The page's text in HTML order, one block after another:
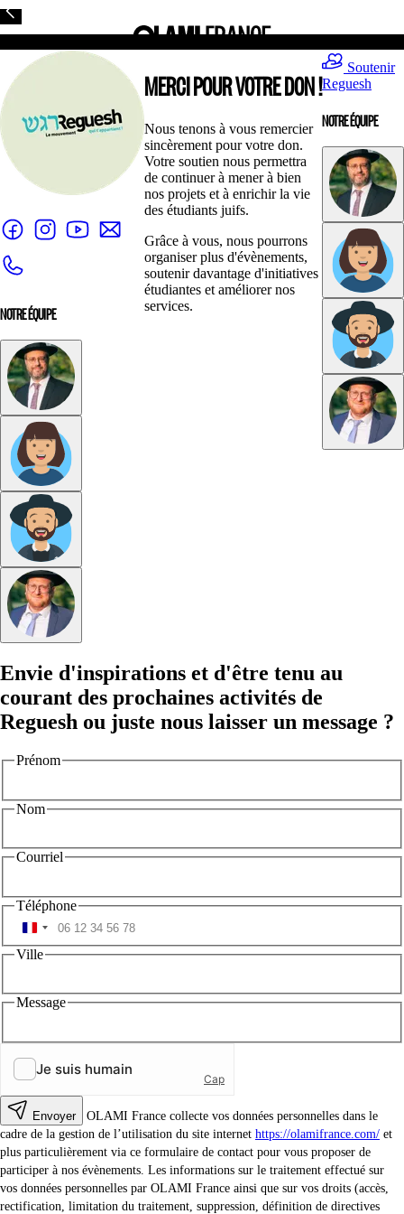
NOTRE ÉQUIPE
MERCI POUR VOTRE DON !
Nous tenons à vous remercier
sincèrement pour votre don.
Votre soutien nous permettra
de continuer à mener à bien
nos projets et à enrichir la vie
des étudiants juifs.
Grâce à vous, nous pourrons
organiser plus d'évènements,
soutenir davantage d'initiatives
étudiantes et améliorer nos
services.
Soutenir
Reguesh
NOTRE ÉQUIPE
Envie d'inspirations et d'être tenu au
courant des prochaines activités de
Reguesh ou juste nous laisser un message ?
Prénom
Nom
Courriel
Téléphone
Ville
Message
Envoyer
OLAMI France collecte vos données personnelles dans le
cadre de la gestion de l’utilisation du site internet https://olamifrance.com/ et
plus particulièrement via ce formulaire de contact pour vous proposer de
participer à nos évènements. Les informations sur le traitement effectué sur
vos données personnelles par OLAMI France ainsi que sur vos droits (accès,
rectification, limitation du traitement, suppression, définition de directives